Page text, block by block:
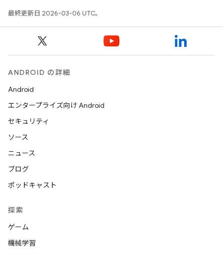
最終更新日 2026-03-06 UTC。
ANDROID の詳細
Android
エンタープライズ向け Android
セキュリティ
ソース
ニュース
ブログ
ポッドキャスト
探索
ゲーム
機械学習